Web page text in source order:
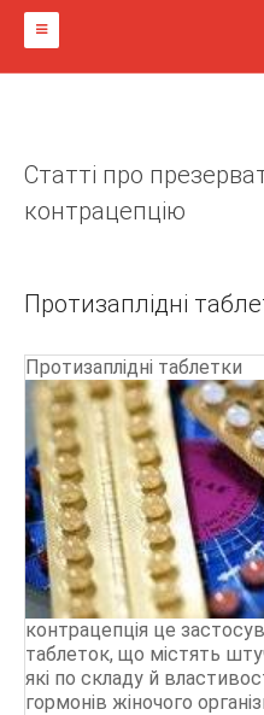
МАРКИ ПРЕЗЕРВАТИВІВ
Sico
Innotex
Masculan
Luxe
Гусарські
Lifestyles
Durex
Vizit
Contex
СТАТТІ
Статті про
контрацепцію
Протизаплідні
Протизаплідні таблетки
контрацепція це
таблеток, що містять
які по складу й
гормонів жіночого